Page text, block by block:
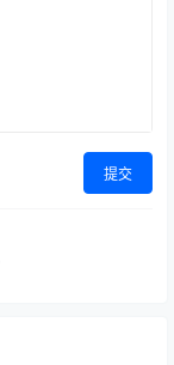
提交